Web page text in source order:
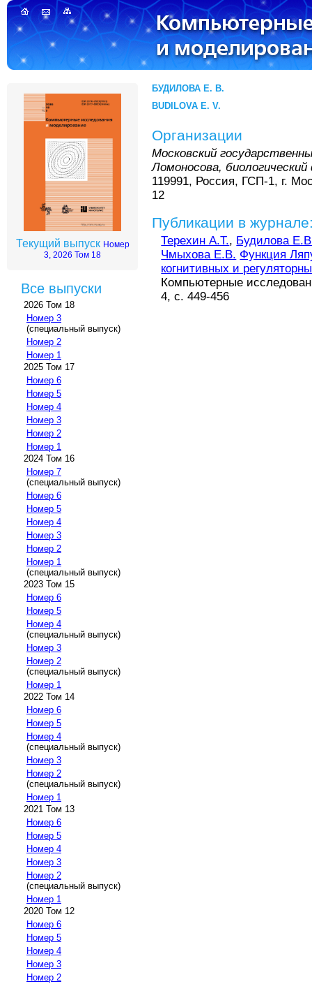
Текущий выпуск Номер
3, 2026 Том 18
Все выпуски
2026 Том 18
Номер 3
(специальный выпуск)
Номер 2
Номер 1
2025 Том 17
Номер 6
Номер 5
Номер 4
Номер 3
Номер 2
Номер 1
2024 Том 16
Номер 7
(специальный выпуск)
Номер 6
Номер 5
Номер 4
Номер 3
Номер 2
Номер 1
(специальный выпуск)
2023 Том 15
Номер 6
Номер 5
Номер 4
(специальный выпуск)
Номер 3
Номер 2
(специальный выпуск)
Номер 1
2022 Том 14
Номер 6
Номер 5
Номер 4
(специальный выпуск)
Номер 3
Номер 2
(специальный выпуск)
Номер 1
2021 Том 13
Номер 6
Номер 5
Номер 4
Номер 3
Номер 2
(специальный выпуск)
Номер 1
2020 Том 12
Номер 6
Номер 5
Номер 4
Номер 3
Номер 2
БУДИЛОВА Е. В.
BUDILOVA E. V.
Организации
Московский
Ломоносова,
119991, Россия, ГСП-1, г.
12
Публикации в
Терехин А.Т., Будилова
Чмыхова Е.В. Функция
когнитивных и
Компьютерные
4, с. 449-456